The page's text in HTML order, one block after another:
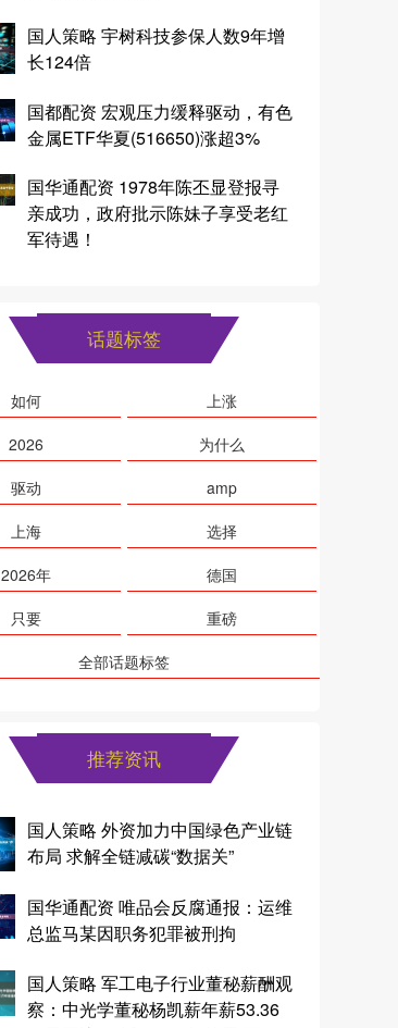
国人策略 宇树科技参保人数9年增
长124倍
国都配资 宏观压力缓释驱动，有色
金属ETF华夏(516650)涨超3%
国华通配资 1978年陈丕显登报寻
亲成功，政府批示陈妹子享受老红
军待遇！
话题标签
如何
上涨
2026
为什么
驱动
amp
上海
选择
2026年
德国
只要
重磅
全部话题标签
推荐资讯
国人策略 外资加力中国绿色产业链
布局 求解全链减碳“数据关”
国华通配资 唯品会反腐通报：运维
总监马某因职务犯罪被刑拘
国人策略 军工电子行业董秘薪酬观
察：中光学董秘杨凯薪年薪53.36